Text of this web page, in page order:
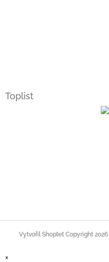
Toplist
Vytvořil Shoptet Copyright 2026
×